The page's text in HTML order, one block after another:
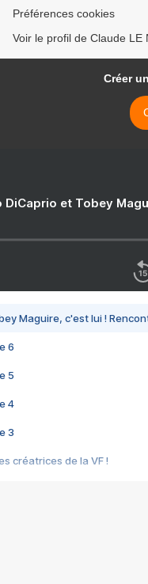
Préférences cookies
Voir le profil de Claude LE
Créer
DiCaprio et Tobey
Maguire, c'est lui !
6
5
4
3
créatrices de la VF !